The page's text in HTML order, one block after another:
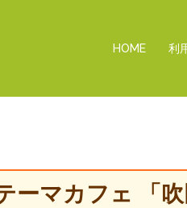
HOME 利
ーマカフェ 「